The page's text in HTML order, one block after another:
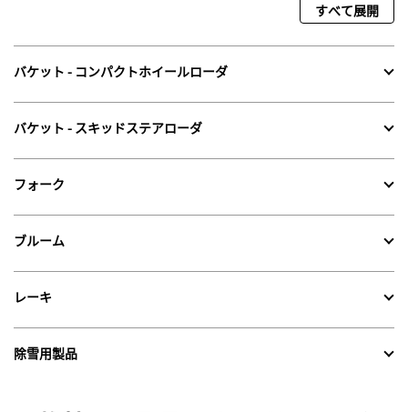
すべて展開
バケット - コンパクトホイールローダ
バケット - スキッドステアローダ
フォーク
ブルーム
レーキ
除雪用製品